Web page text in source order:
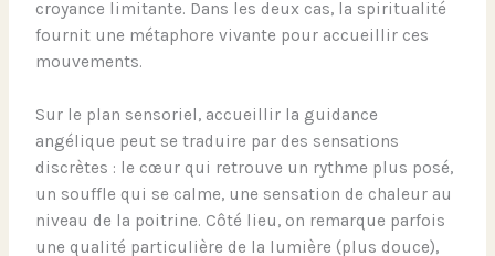
croyance limitante. Dans les deux cas, la spiritualité
fournit une métaphore vivante pour accueillir ces
mouvements.
Sur le plan sensoriel, accueillir la guidance
angélique peut se traduire par des sensations
discrètes : le cœur qui retrouve un rythme plus posé,
un souffle qui se calme, une sensation de chaleur au
niveau de la poitrine. Côté lieu, on remarque parfois
une qualité particulière de la lumière (plus douce),